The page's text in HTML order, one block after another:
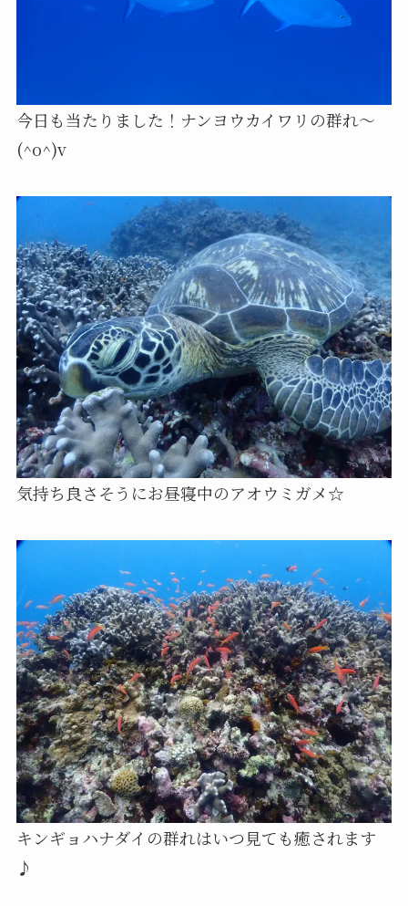
今日も当たりました！ナンヨウカイワリの群れ～
(^o^)v
気持ち良さそうにお昼寝中のアオウミガメ☆
キンギョハナダイの群れはいつ見ても癒されます
♪